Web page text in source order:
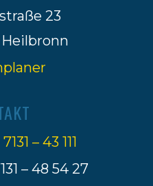
23
Heilbronn
– 43 111
– 48 54 27